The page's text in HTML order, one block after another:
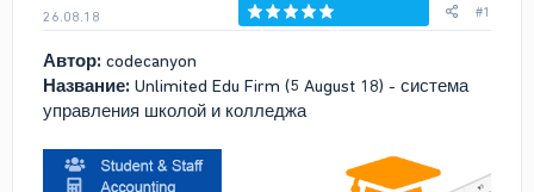
26.08.18
Голосов: 0
#1
Автор: codecanyon
Название: Unlimited Edu Firm (5 August 18) - система
управления школой и колледжа